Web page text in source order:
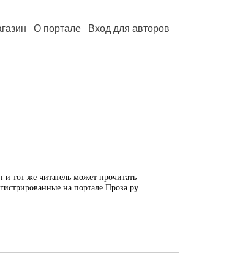
О портале Вход для авторов
и тот же читатель может прочитать
на портале Проза.ру.